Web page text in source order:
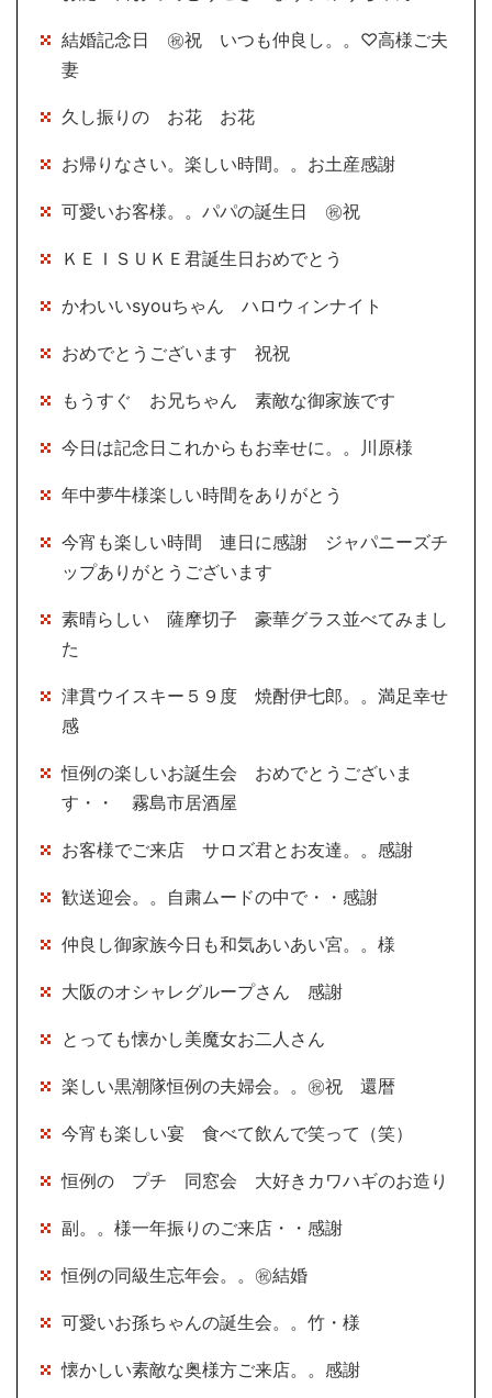
結婚記念日 ㊗祝 いつも仲良し。。♡高様ご夫
妻
久し振りの お花 お花
お帰りなさい。楽しい時間。。お土産感謝
可愛いお客様。。パパの誕生日 ㊗祝
ＫＥＩＳＵＫＥ君誕生日おめでとう
かわいいsyouちゃん ハロウィンナイト
おめでとうございます 祝祝
もうすぐ お兄ちゃん 素敵な御家族です
今日は記念日これからもお幸せに。。川原様
年中夢牛様楽しい時間をありがとう
今宵も楽しい時間 連日に感謝 ジャパニーズチ
ップありがとうございます
素晴らしい 薩摩切子 豪華グラス並べてみまし
た
津貫ウイスキー５９度 焼酎伊七郎。。満足幸せ
感
恒例の楽しいお誕生会 おめでとうございま
す・・ 霧島市居酒屋
お客様でご来店 サロズ君とお友達。。感謝
歓送迎会。。自粛ムードの中で・・感謝
仲良し御家族今日も和気あいあい宮。。様
大阪のオシャレグループさん 感謝
とっても懐かし美魔女お二人さん
楽しい黒潮隊恒例の夫婦会。。㊗祝 還暦
今宵も楽しい宴 食べて飲んで笑って（笑）
恒例の プチ 同窓会 大好きカワハギのお造り
副。。様一年振りのご来店・・感謝
恒例の同級生忘年会。。㊗結婚
可愛いお孫ちゃんの誕生会。。竹・様
懐かしい素敵な奥様方ご来店。。感謝